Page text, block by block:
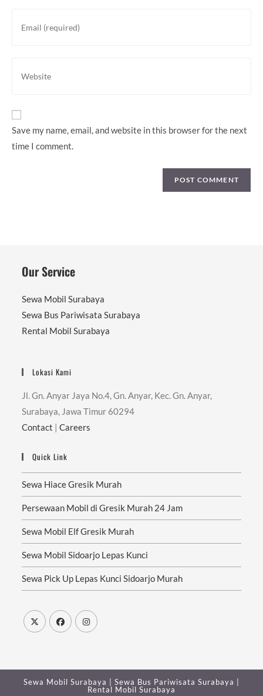
username
your
your
URL
Save my name, email, and website in this browser for the next
time I comment.
Our Service
Sewa Mobil Surabaya
Sewa Bus Pariwisata Surabaya
Rental Mobil Surabaya
Lokasi Kami
Jl. Gn. Anyar Jaya No.4, Gn. Anyar, Kec. Gn. Anyar,
Surabaya, Jawa Timur 60294
Contact |Careers
Quick Link
Sewa Hiace Gresik Murah
Persewaan Mobil di Gresik Murah 24 Jam
Sewa Mobil Elf Gresik Murah
Sewa Mobil Sidoarjo Lepas Kunci
Sewa Pick Up Lepas Kunci Sidoarjo Murah
Sewa Mobil Surabaya Sewa Bus Pariwisata Surabaya
Rental Mobil Surabaya